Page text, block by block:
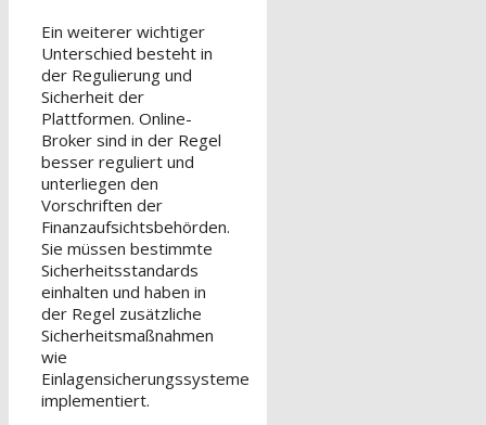
Ein weiterer wichtiger
Unterschied besteht in
der Regulierung und
Sicherheit der
Plattformen. Online-
Broker sind in der Regel
besser reguliert und
unterliegen den
Vorschriften der
Finanzaufsichtsbehörden.
Sie müssen bestimmte
Sicherheitsstandards
einhalten und haben in
der Regel zusätzliche
Sicherheitsmaßnahmen
wie
Einlagensicherungssysteme
implementiert.